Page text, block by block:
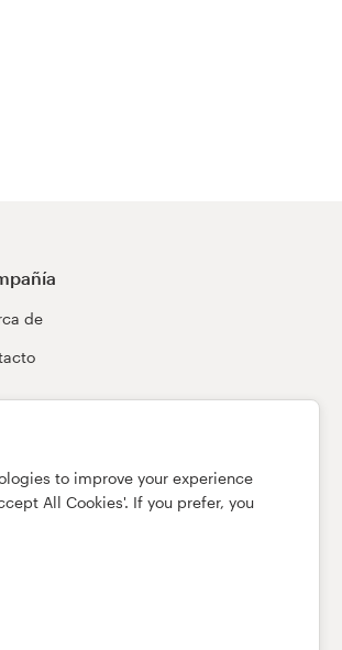
to improve your experience
All Cookies'. If you prefer, you
de